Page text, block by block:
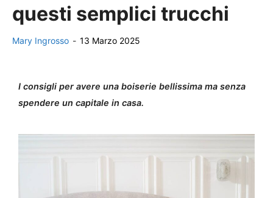
questi semplici trucchi
Mary Ingrosso - 13 Marzo 2025
I consigli per avere una boiserie bellissima ma senza
spendere un capitale in casa.